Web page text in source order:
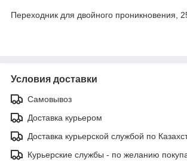
Переходник для двойного проникновения,
Условия доставки
Самовывоз
Доставка курьером
Доставка курьерской службой по
Курьерские службы - по желанию